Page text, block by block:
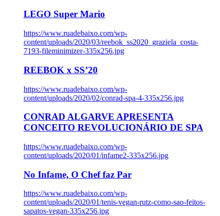
LEGO Super Mario
https://www.ruadebaixo.com/wp-
content/uploads/2020/03/reebok_ss2020_graziela_costa-
7193-fileminimizer-335x256.jpg
REEBOK x SS’20
https://www.ruadebaixo.com/wp-
content/uploads/2020/02/conrad-spa-4-335x256.jpg
CONRAD ALGARVE APRESENTA
CONCEITO REVOLUCIONÁRIO DE SPA
https://www.ruadebaixo.com/wp-
content/uploads/2020/01/infame2-335x256.jpg
No Infame, O Chef faz Par
https://www.ruadebaixo.com/wp-
content/uploads/2020/01/tenis-vegan-rutz-como-sao-feitos-
sapatos-vegan-335x256.jpg